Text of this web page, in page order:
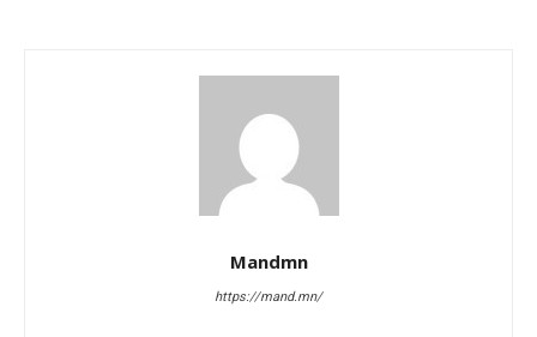
Mandmn
https://mand.mn/